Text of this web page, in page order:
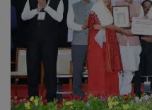
About Author
Contact
Dipotsav Special